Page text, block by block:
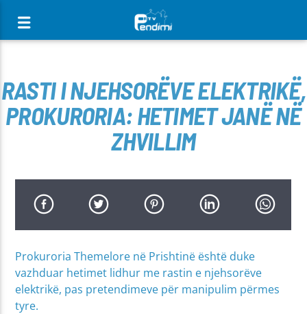
RASTI I NJEHSORËVE ELEKTRIKË,
PROKURORIA: HETIMET JANË NË
ZHVILLIM
Prokuroria Themelore në Prishtinë është duke
vazhduar hetimet lidhur me rastin e njehsorëve
elektrikë, pas pretendimeve për manipulim përmes
tyre.